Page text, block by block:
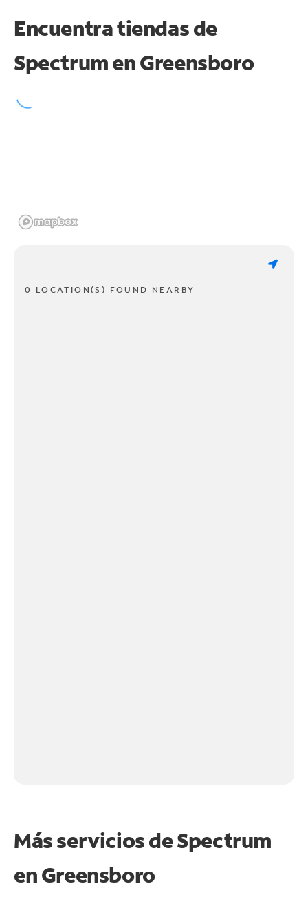
Encuentra tiendas de
Spectrum enGreensboro
0 LOCATION(S) FOUND NEARBY
Más servicios de Spectrum
enGreensboro